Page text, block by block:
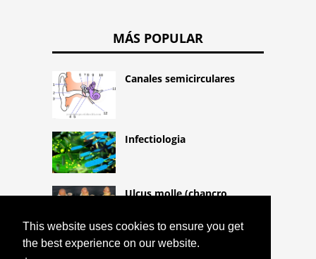
This website uses cookies to ensure you get
the best experience on our website.
MÁS POPULAR
Canales semicirculares
Infectiologia
Ulcus molle (chancro